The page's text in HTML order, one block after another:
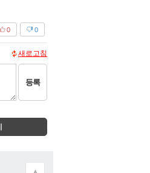
0
0
새로고침
등록